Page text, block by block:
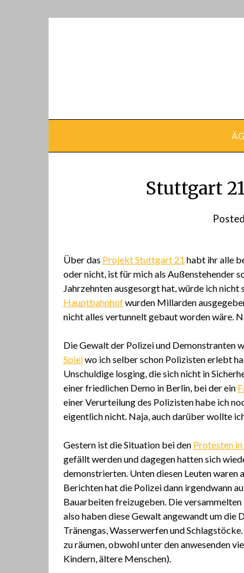
Stuttgart
Über das Projekt Stuttgart 21 habt ihr alle
oder nicht, ist für mich als Außenstehender
Jahrzehnten ausgesorgt hat, würde ich nicht
Hauptbahnhofwurden Millarden
nicht alles vertunnelt gebaut worden wäre.
Die Gewalt der Polizei und Demonstranten
Spielwo ich selber schon Polizisten erlebt
Unschuldige losging, die sich nicht in
einer friedlichen Demo in Berlin, bei der ein
einer Verurteilung des Polizisten habe ich
eigentlich nicht. Naja, auch darüber wollte
Gestern ist die Situation bei den Protesten
gefällt werden und dagegen hatten sich
demonstrierten. Unten diesen Leuten
Berichten hat die Polizei dann irgendwann
Bauarbeiten freizugeben. Die
also haben diese Gewalt angewandt um
Tränengas, Wasserwerfen und
zu räumen, obwohl unter den anwesenden
Kindern, ältere Menschen).